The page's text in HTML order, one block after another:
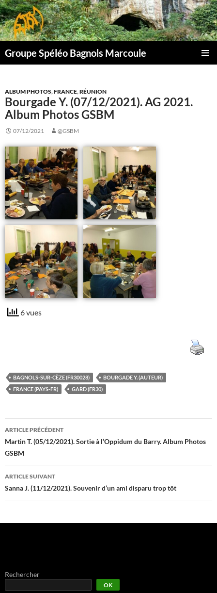
Aller
au
contenu
Groupe Spéléo Bagnols Marcoule
ALBUM PHOTOS,FRANCE,RÉUNION
Bourgade Y. (07/12/2021). AG 2021.
Album Photos GSBM
07/12/2021 @GSBM
6 vues
BAGNOLS-SUR-CÈZE (FR30028)
BOURGADE Y. (AUTEUR)
FRANCE (PAYS-FR)
GARD (FR30)
Navigation
des
articles
ARTICLE PRÉCÉDENT
Martin T. (05/12/2021). Sortie à l’Oppidum du Barry. Album Photos
GSBM
ARTICLE SUIVANT
Sanna J. (11/12/2021). Souvenir d’un ami disparu trop tôt
Rechercher
OK